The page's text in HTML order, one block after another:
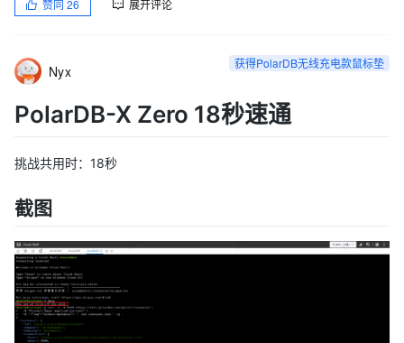
赞同 26 展开评论
Nyx 获得PolarDB无线充电款鼠标垫
PolarDB-X Zero 18秒速通
挑战共用时：18秒
截图